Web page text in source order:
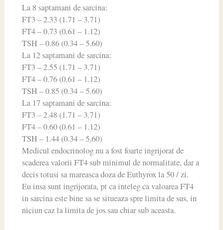
La 8 saptamani de sarcina:
FT3 – 2.33 (1.71 – 3.71)
FT4 – 0.73 (0.61 – 1.12)
TSH – 0.86 (0.34 – 5.60)
La 12 saptamani de sarcina:
FT3 – 2.55 (1.71 – 3.71)
FT4 – 0.76 (0.61 – 1.12)
TSH – 0.85 (0.34 – 5.60)
La 17 saptamani de sarcina:
FT3 – 2.48 (1.71 – 3.71)
FT4 – 0.60 (0.61 – 1.12)
TSH – 1.44 (0.34 – 5.60)
Medicul endocrinolog nu a fost foarte ingrijorat de
scaderea valorii FT4 sub minimul de normalitate, dar a
decis totusi sa mareasca doza de Euthyrox la 50 / zi.
Eu insa sunt ingrijorata, pt ca inteleg ca valoarea FT4
in sarcina este bine sa se situeaza spre limita de sus, in
niciun caz la limita de jos sau chiar sub aceasta.